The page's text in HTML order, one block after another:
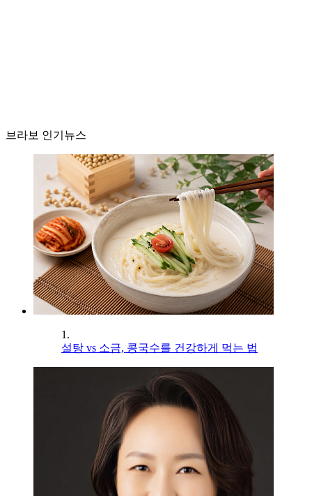
브라보 인기뉴스
1.
설탕 vs 소금, 콩국수를 건강하게 먹는 법